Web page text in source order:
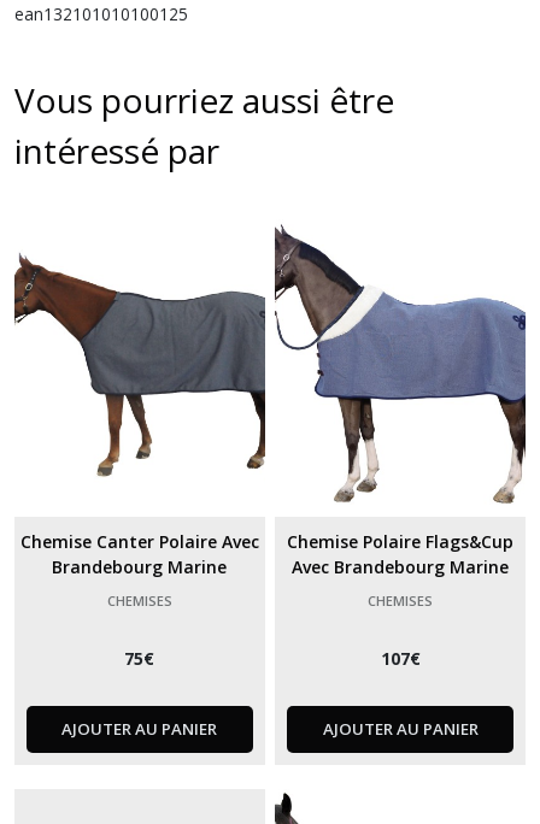
ean132101010100125
Vous pourriez aussi être
intéressé par
Chemise Canter Polaire Avec
Brandebourg Marine
CHEMISES
75€
AJOUTER AU PANIER
Chemise Polaire Flags&Cup
Avec Brandebourg Marine
CHEMISES
107€
AJOUTER AU PANIER